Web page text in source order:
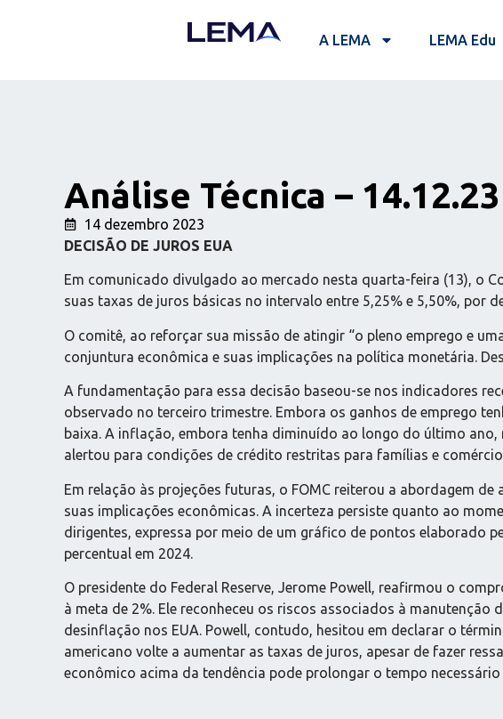
A LEMA LEMA Edu
Análise Técnica – 14.12.23
14 dezembro 2023
DECISÃO DE JUROS EUA
Em comunicado divulgado ao mercado nesta quarta-feira (13), o
suas taxas de juros básicas no intervalo entre 5,25% e 5,50%, por
O comitê, ao reforçar sua missão de atingir “o pleno emprego e
conjuntura econômica e suas implicações na política monetária.
A fundamentação para essa decisão baseou-se nos indicadores
observado no terceiro trimestre. Embora os ganhos de emprego
baixa. A inflação, embora tenha diminuído ao longo do último
alertou para condições de crédito restritas para famílias e
Em relação às projeções futuras, o FOMC reiterou a abordagem
suas implicações econômicas. A incerteza persiste quanto ao
dirigentes, expressa por meio de um gráfico de pontos elaborado
percentual em 2024.
O presidente do Federal Reserve, Jerome Powell, reafirmou o
à meta de 2%. Ele reconheceu os riscos associados à
desinflação nos EUA. Powell, contudo, hesitou em declarar o
americano volte a aumentar as taxas de juros, apesar de fazer
econômico acima da tendência pode prolongar o tempo